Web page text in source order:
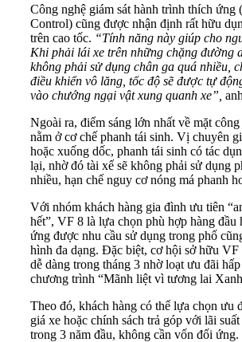
Công nghệ giám sát hành trình thích ứng
Control) cũng được nhận định rất hữu
trên cao tốc. “Tính năng này giúp cho
Khi phải lái xe trên những chặng đường
không phải sử dụng chân ga quá nhiều,
điều khiển vô lăng, tốc độ sẽ được tự
vào chướng ngại vật xung quanh xe”
Ngoài ra, điểm sáng lớn nhất về mặt
nằm ở cơ chế phanh tái sinh. Vị chuyên
hoặc xuống dốc, phanh tái sinh có tác
lại, nhờ đó tài xế sẽ không phải sử dụng
nhiều, hạn chế nguy cơ nóng má phanh
Với nhóm khách hàng gia đình ưu tiên
hết”, VF 8 là lựa chọn phù hợp hàng đầu
ứng được nhu cầu sử dụng trong phố
hình đa dạng. Đặc biệt, cơ hội sở hữu VF
dễ dàng trong tháng 3 nhờ loạt ưu đãi
chương trình “Mãnh liệt vì tương lai
Theo đó, khách hàng có thể lựa chọn ưu
giá xe hoặc chính sách trả góp với lãi
trong 3 năm đầu, không cần vốn đối